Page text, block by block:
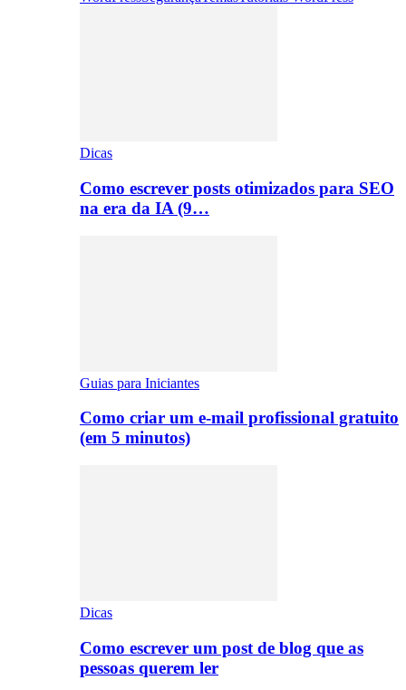
Dicas
Como escrever posts otimizados para SEO
na era da IA (9…
Guias para Iniciantes
Como criar um e-mail profissional gratuito
(em 5 minutos)
Dicas
Como escrever um post de blog que as
pessoas querem ler